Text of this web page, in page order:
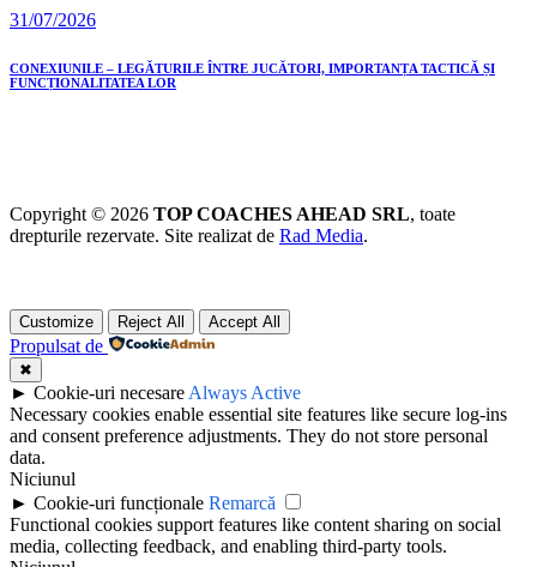
31/07/2026
CONEXIUNILE – LEGĂTURILE ÎNTRE JUCĂTORI, IMPORTANȚA TACTICĂ ȘI
FUNCȚIONALITATEA LOR
Copyright © 2026 TOP COACHES AHEAD SRL, toate
drepturile rezervate. Site realizat de Rad Media.
Customize Reject All Accept All
Propulsat de
✖
► Cookie-uri necesare Always Active
Necessary cookies enable essential site features like secure log-ins
and consent preference adjustments. They do not store personal
data.
Niciunul
► Cookie-uri funcționale Remarcă
Functional cookies support features like content sharing on social
media, collecting feedback, and enabling third-party tools.